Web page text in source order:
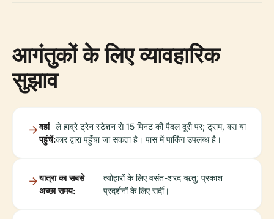
आगंतुकों के लिए व्यावहारिक
सुझाव
वहां
पहुंचें:
ले हाव्रे ट्रेन स्टेशन से 15 मिनट की पैदल दूरी पर; ट्राम, बस या
कार द्वारा पहुँचा जा सकता है। पास में पार्किंग उपलब्ध है।
यात्रा का सबसे
अच्छा समय:
त्योहारों के लिए वसंत-शरद ऋतु; प्रकाश
प्रदर्शनों के लिए सर्दी।